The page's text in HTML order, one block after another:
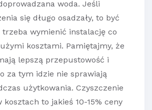
woda. Jeśli
się długo osadzały, to być
trzeba wymienić instalację co
kosztami. Pamiętajmy, że
lepszą przepustowość i
za tym idzie nie sprawiają
użytkowania. Czyszczenie
to jakieś 10-15% ceny